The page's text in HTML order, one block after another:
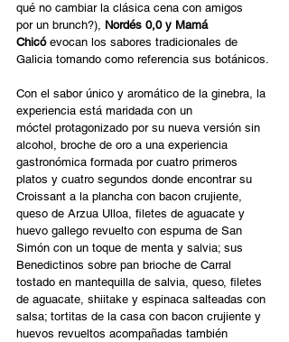
qué no cambiar la clásica cena con amigos
por un brunch?), Nordés 0,0 y Mamá
Chicó evocan los sabores tradicionales de
Galicia tomando como referencia sus botánicos.
Con el sabor único y aromático de la ginebra, la
experiencia está maridada con un
móctel protagonizado por su nueva versión sin
alcohol, broche de oro a una experiencia
gastronómica formada por cuatro primeros
platos y cuatro segundos donde encontrar su
Croissant a la plancha con bacon crujiente,
queso de Arzua Ulloa, filetes de aguacate y
huevo gallego revuelto con espuma de San
Simón con un toque de menta y salvia; sus
Benedictinos sobre pan brioche de Carral
tostado en mantequilla de salvia, queso, filetes
de aguacate, shiitake y espinaca salteadas con
salsa; tortitas de la casa con bacon crujiente y
huevos revueltos acompañadas también